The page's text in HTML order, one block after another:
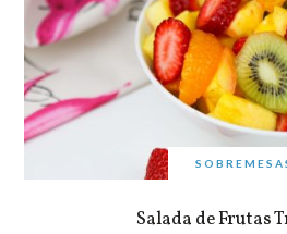
Salada de Frutas